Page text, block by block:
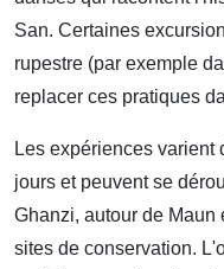
San. Certaines
rupestre (par exemple
replacer ces pratiques
Les expériences varient
jours et peuvent se
Ghanzi, autour de Maun
sites de conservation.